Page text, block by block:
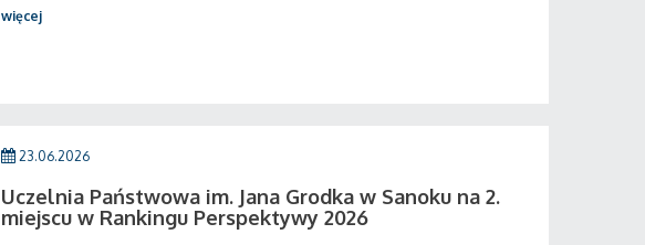
więcej
23.06.2026
Uczelnia Państwowa im. Jana Grodka w Sanoku na 2.
miejscu w Rankingu Perspektywy 2026